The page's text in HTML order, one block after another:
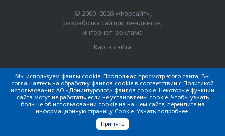
© 2000–2026 «Форсайт»,
разработка сайтов, лендингов,
интернет-реклама
Карта сайта
© 1918–2026 АО «Донинтурфлот». Все права защищены
Мы используем файлы cookie. Продолжая просмотр этого сайта, Вы
соглашаетесь на обработку файлов cookie в соответствии с Политикой
использования АО «Донинтурфлот» файлов cookie. Некоторые функции
сайта могут не работать, если не установлены cookie. Чтобы узнать
больше об использовании cookie на нашем сайте, перейдите на
информационную страницу Cookie. Узнать подробнее.
Принять